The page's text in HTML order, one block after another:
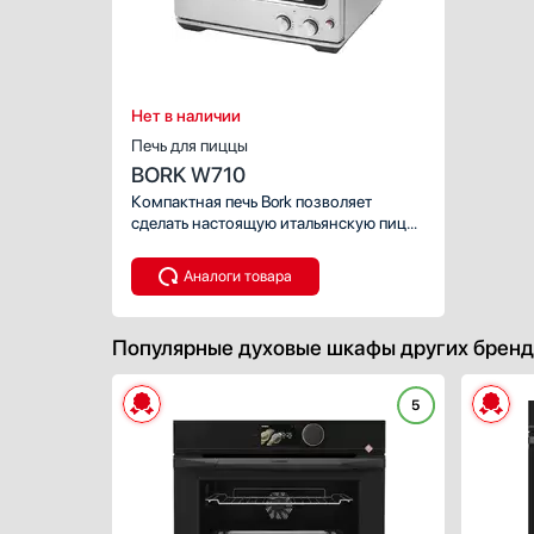
Нет в наличии
Печь для пиццы
BORK W710
Компактная печь Bork позволяет
сделать настоящую итальянскую пиццу
нагревательных элементов
и специальная технология
хрустящую корочку и тянущийся
расплавленный сыр.
Аналоги товара
Популярные духовые шкафы других
5